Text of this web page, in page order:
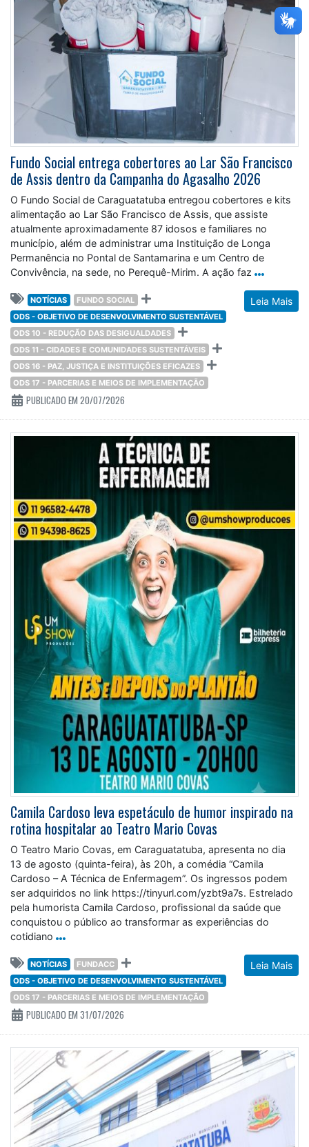
Fundo Social entrega cobertores ao Lar São Francisco
de Assis dentro da Campanha do Agasalho 2026
O Fundo Social de Caraguatatuba entregou cobertores e kits
alimentação ao Lar São Francisco de Assis, que assiste
atualmente aproximadamente 87 idosos e familiares no
município, além de administrar uma Instituição de Longa
Permanência no Pontal de Santamarina e um Centro de
Convivência, na sede, no Perequê-Mirim. A ação faz
Leia Mais
NOTÍCIAS
FUNDO SOCIAL
ODS - OBJETIVO DE DESENVOLVIMENTO SUSTENTÁVEL
ODS 10 - REDUÇÃO DAS DESIGUALDADES
ODS 11 - CIDADES E COMUNIDADES SUSTENTÁVEIS
ODS 16 - PAZ, JUSTIÇA E INSTITUIÇÕES EFICAZES
ODS 17 - PARCERIAS E MEIOS DE IMPLEMENTAÇÃO
PUBLICADO EM 20/07/2026
Camila Cardoso leva espetáculo de humor inspirado na
rotina hospitalar ao Teatro Mario Covas
O Teatro Mario Covas, em Caraguatatuba, apresenta no dia
13 de agosto (quinta-feira), às 20h, a comédia “Camila
Cardoso – A Técnica de Enfermagem”. Os ingressos podem
ser adquiridos no link https://tinyurl.com/yzbt9a7s. Estrelado
pela humorista Camila Cardoso, profissional da saúde que
conquistou o público ao transformar as experiências do
cotidiano
Leia Mais
NOTÍCIAS
FUNDACC
ODS - OBJETIVO DE DESENVOLVIMENTO SUSTENTÁVEL
ODS 17 - PARCERIAS E MEIOS DE IMPLEMENTAÇÃO
PUBLICADO EM 31/07/2026